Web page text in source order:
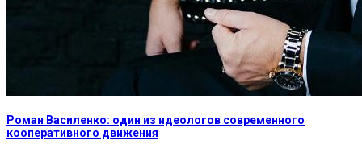
Роман Василенко: один из идеологов современного
кооперативного движения